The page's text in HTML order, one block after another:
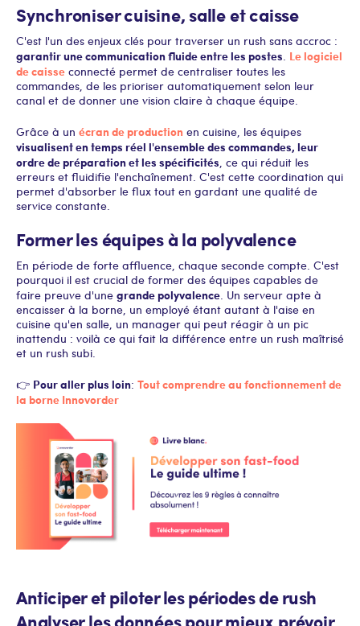
Synchroniser cuisine, salle et caisse
C'est l'un des enjeux clés pour traverser un rush sans accroc :
garantir une communication fluide entre les postes. Le logiciel
de caisse connecté permet de centraliser toutes les
commandes, de les prioriser automatiquement selon leur
canal et de donner une vision claire à chaque équipe.
Grâce à un écran de production en cuisine, les équipes
visualisent en temps réel l'ensemble des commandes, leur
ordre de préparation et les spécificités, ce qui réduit les
erreurs et fluidifie l'enchaînement. C'est cette coordination qui
permet d'absorber le flux tout en gardant une qualité de
service constante.
Former les équipes à la polyvalence
En période de forte affluence, chaque seconde compte. C'est
pourquoi il est crucial de former des équipes capables de
faire preuve d'une grande polyvalence. Un serveur apte à
encaisser à la borne, un employé étant autant à l'aise en
cuisine qu'en salle, un manager qui peut réagir à un pic
inattendu : voilà ce qui fait la différence entre un rush maîtrisé
et un rush subi.
👉 Pour aller plus loin: Tout comprendre au fonctionnement de
la borne Innovorder
Anticiper et piloter les périodes de rush